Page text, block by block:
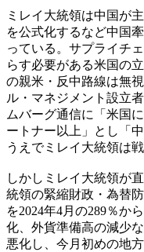
ミレイ大統領は中国が
を公式化するなど中国
っている。サプライチ
らす必要がある米国の
の親米・反中路線は無
ル・マネジメント設立
ムバーグ通信に「米国
ートナー以上」とし「
うえでミレイ大統領は
しかしミレイ大統領が
統領の緊縮財政・為替
を2024年4月の289％か
化、外貨準備高の減少
悪化し、今月初めの地